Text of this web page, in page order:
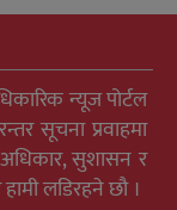
न्यूज पोर्टल
सूचना प्रवाहमा
अधिकार, सुशासन र
हामी लडिरहने छौ ।